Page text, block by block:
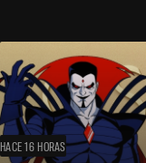
HACE 16 HORAS